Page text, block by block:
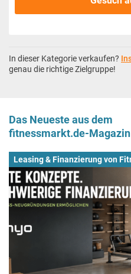
In dieser Kategorie verkaufen?
genau die richtige Zielgruppe!
Das Neueste aus dem
fitnessmarkt.de-Magazin
Leasing & Finanzierung von